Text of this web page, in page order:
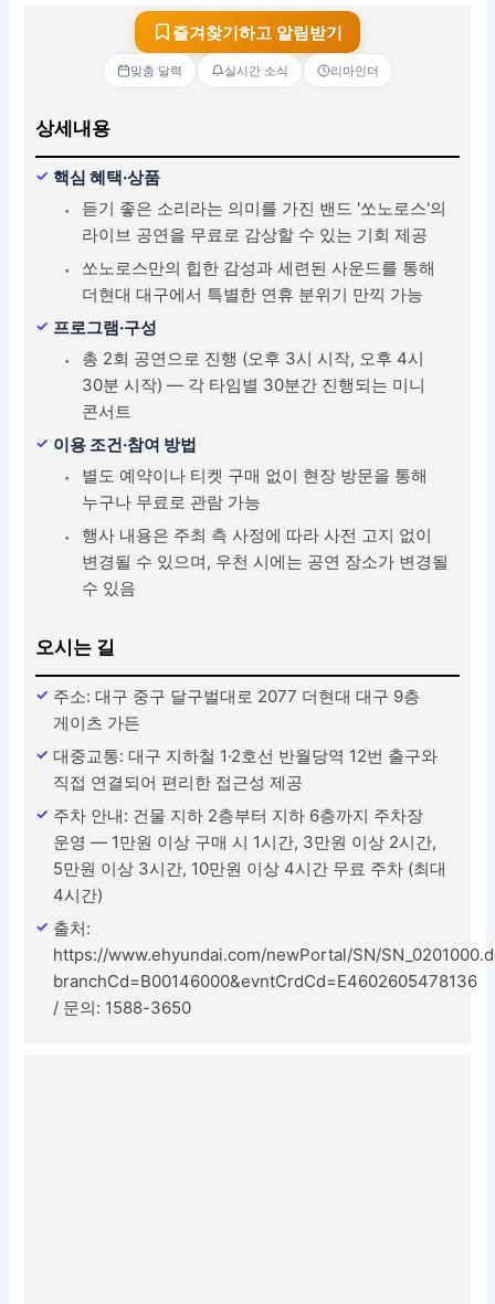
즐겨찾기하고 알림받기
맞춤 달력 실시간 소식 리마인더
상세내용
핵심 혜택·상품
듣기 좋은 소리라는 의미를 가진 밴드 '쏘노로스'의
라이브 공연을 무료로 감상할 수 있는 기회 제공
쏘노로스만의 힙한 감성과 세련된 사운드를 통해
더현대 대구에서 특별한 연휴 분위기 만끽 가능
프로그램·구성
총 2회 공연으로 진행 (오후 3시 시작, 오후 4시
30분 시작) — 각 타임별 30분간 진행되는 미니
콘서트
이용 조건·참여 방법
별도 예약이나 티켓 구매 없이 현장 방문을 통해
누구나 무료로 관람 가능
행사 내용은 주최 측 사정에 따라 사전 고지 없이
변경될 수 있으며, 우천 시에는 공연 장소가 변경될
수 있음
오시는 길
주소: 대구 중구 달구벌대로 2077 더현대 대구 9층
게이츠 가든
대중교통: 대구 지하철 1·2호선 반월당역 12번 출구와
직접 연결되어 편리한 접근성 제공
주차 안내: 건물 지하 2층부터 지하 6층까지 주차장
운영 — 1만원 이상 구매 시 1시간, 3만원 이상 2시간,
5만원 이상 3시간, 10만원 이상 4시간 무료 주차 (최대
4시간)
출처:
https://www.ehyundai.com/newPortal/SN/
branchCd=B00146000&evntCrdCd=E4602605478136
/ 문의: 1588-3650